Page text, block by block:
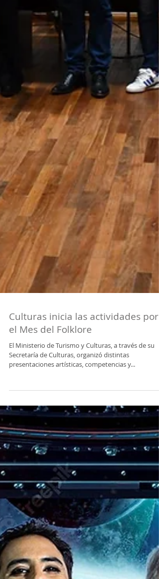
Culturas inicia las actividades por
el Mes del Folklore
El Ministerio de Turismo y Culturas, a través de su
presentaciones artísticas, competencias y...